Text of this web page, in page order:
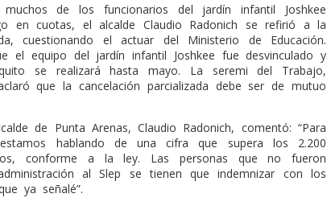
muchos de los funcionarios del jardín infantil Joshkee
en cuotas, el alcalde Claudio Radonich se refirió a la
cuestionando el actuar del Ministerio de Educación.
el equipo del jardín infantil Joshkee fue desvinculado y
se realizará hasta mayo. La seremi del Trabajo,
que la cancelación parcializada debe ser de mutuo
de Punta Arenas, Claudio Radonich, comentó: “Para
hablando de una cifra que supera los 2.200
conforme a la ley. Las personas que no fueron
al Slep se tienen que indemnizar con los
ya señalé”.